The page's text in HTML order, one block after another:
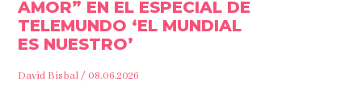
AMOR” EN EL ESPECIAL DE
TELEMUNDO ‘EL MUNDIAL
ES NUESTRO’
David Bisbal / 08.06.2026